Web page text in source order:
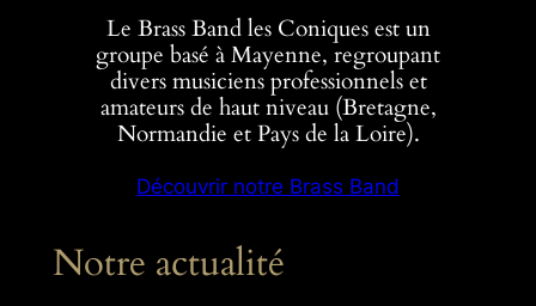
Le Brass Band les Coniques est un
groupe basé à Mayenne, regroupant
divers musiciens professionnels et
amateurs de haut niveau (Bretagne,
Normandie et Pays de la Loire).
Découvrir notre Brass Band
Notre actualité